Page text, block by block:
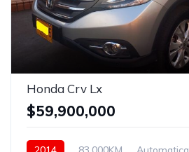
Honda Crv Lx
$59,900,000